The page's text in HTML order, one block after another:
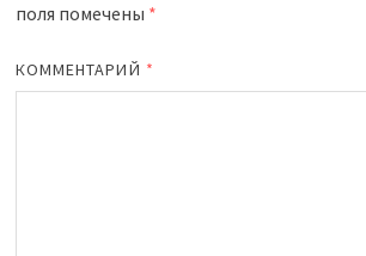
поля помечены *
КОММЕНТАРИЙ *